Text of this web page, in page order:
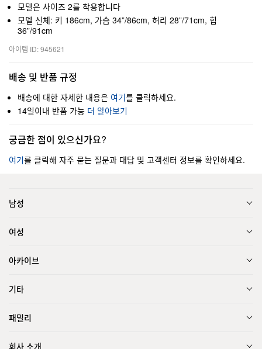
모델은 사이즈 2를 착용합니다
모델 신체: 키 186cm, 가슴 34”/86cm, 허리 28”/71cm, 힙
36”/91cm
아이템 ID: 945621
배송 및 반품 규정
배송에 대한 자세한 내용은 여기를 클릭하세요.
14일이내 반품 가능 더 알아보기
궁금한 점이 있으신가요?
여기를 클릭해 자주 묻는 질문과 대답 및 고객센터 정보를 확인하세요.
남성
여성
아카이브
기타
패밀리
회사 소개